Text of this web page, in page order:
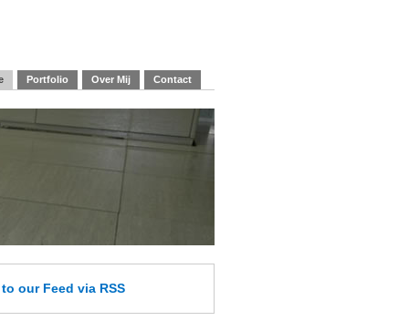
Portfolio Over Mij Contact
to our Feed via RSS